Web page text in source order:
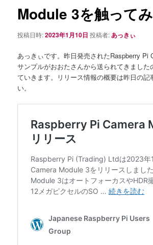
ョ
Module 3を触って
投稿日時:2023年1月10日 投稿者:あっきぃ
あっきぃです。昨日発売されたRaspberry Pi
サンプルがおおたさんから送られてきました
ていきます。リリース情報の概要は昨日の記
い。